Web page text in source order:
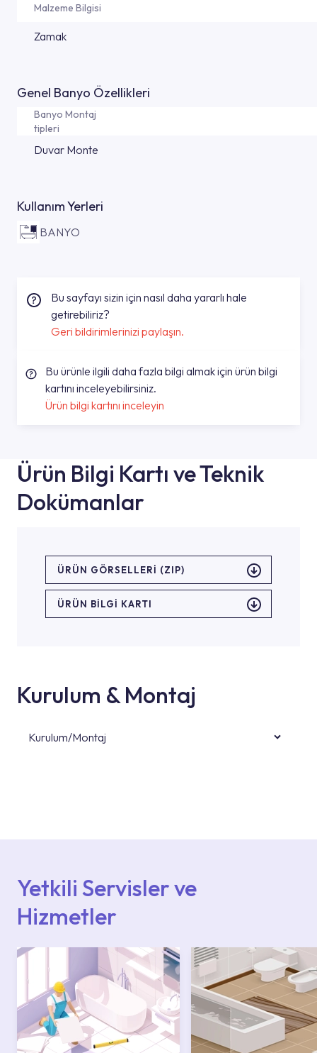
Malzeme Bilgisi
Zamak
Genel Banyo Özellikleri
Banyo Montaj
tipleri
Duvar Monte
Kullanım Yerleri
BANYO
Bu sayfayı sizin için nasıl daha yararlı hale
getirebiliriz?
Geri bildirimlerinizi paylaşın.
Bu ürünle ilgili daha fazla bilgi almak için ürün bilgi
kartını inceleyebilirsiniz.
Ürün bilgi kartını inceleyin
Ürün Bilgi Kartı ve Teknik
Dokümanlar
ÜRÜN GÖRSELLERI (ZIP)
ÜRÜN BILGI KARTI
Kurulum & Montaj
Kurulum/Montaj
Yetkili Servisler ve
Hizmetler